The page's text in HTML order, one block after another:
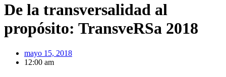
De la transversalidad al
propósito: TransveRSa 2018
mayo 15, 2018
12:00 am